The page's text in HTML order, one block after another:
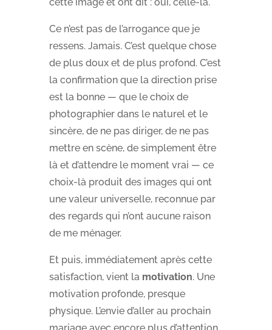
Ce n’est pas de l’arrogance que je
ressens. Jamais. C’est quelque chose
de plus doux et de plus profond. C’est
la confirmation que la direction prise
est la bonne — que le choix de
photographier dans le naturel et le
sincère, de ne pas diriger, de ne pas
mettre en scène, de simplement être
là et d’attendre le moment vrai — ce
choix-là produit des images qui ont
une valeur universelle, reconnue par
des regards qui n’ont aucune raison
de me ménager.
Et puis, immédiatement après cette
satisfaction, vient la motivation. Une
motivation profonde, presque
physique. L’envie d’aller au prochain
mariage avec encore plus d’attention,